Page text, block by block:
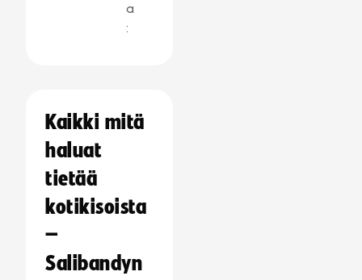
a
:
Kaikki mitä
haluat
tietää
kotikisoista
–
Salibandyn